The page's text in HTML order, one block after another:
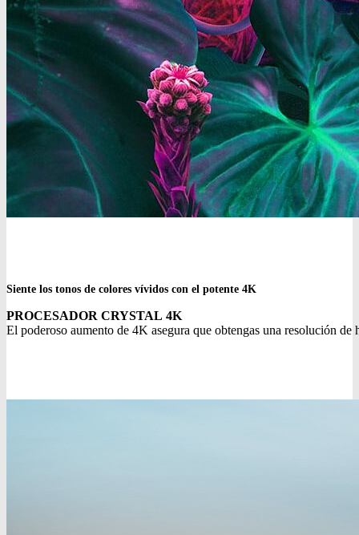
Siente los tonos de colores vívidos con el potente 4K
PROCESADOR CRYSTAL 4K
El poderoso aumento de 4K asegura que obtengas una resolución